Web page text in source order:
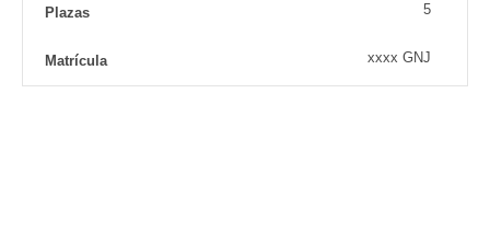
Plazas 5
Matrícula xxxx GNJ